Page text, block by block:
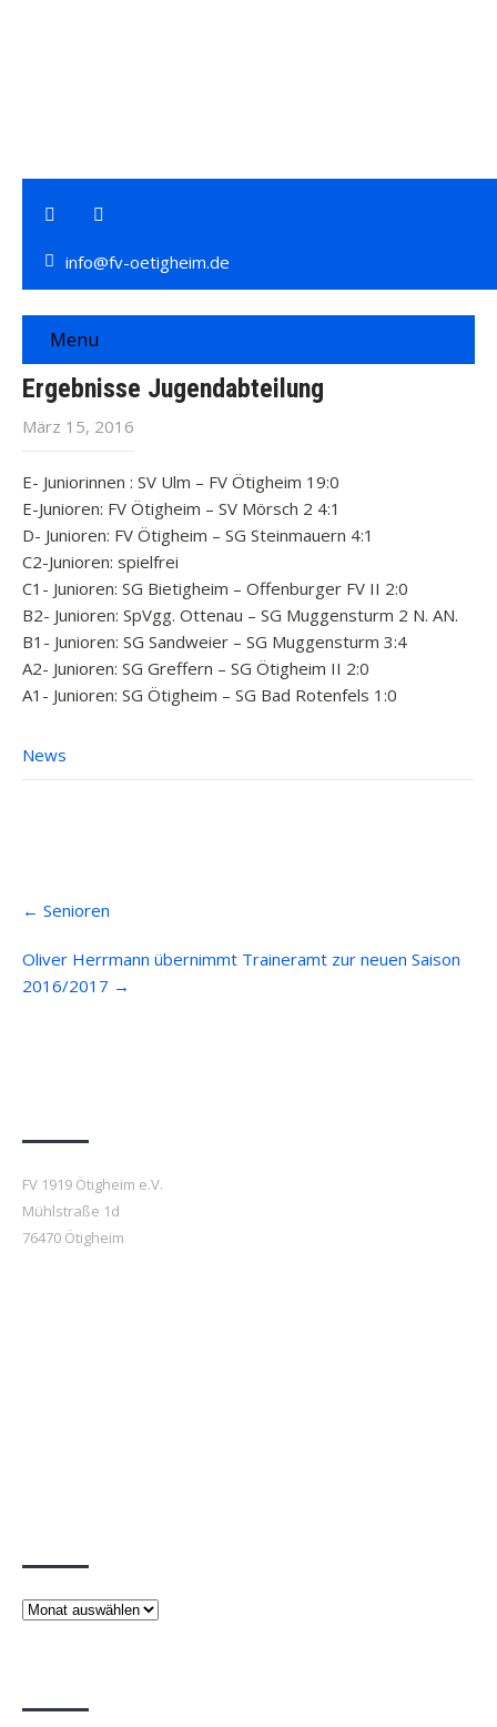
info@fv-oetigheim.de
Menu
Ergebnisse Jugendabteilung
März 15, 2016
E- Juniorinnen : SV Ulm – FV Ötigheim 19:0
E-Junioren: FV Ötigheim – SV Mörsch 2 4:1
D- Junioren: FV Ötigheim – SG Steinmauern 4:1
C2-Junioren: spielfrei
C1- Junioren: SG Bietigheim – Offenburger FV II 2:0
B2- Junioren: SpVgg. Ottenau – SG Muggensturm 2 N. AN.
B1- Junioren: SG Sandweier – SG Muggensturm 3:4
A2- Junioren: SG Greffern – SG Ötigheim II 2:0
A1- Junioren: SG Ötigheim – SG Bad Rotenfels 1:0
News
navigation
← Senioren
Oliver Herrmann übernimmt Traineramt zur neuen Saison
2016/2017 →
FV 1919 Ötigheim e.V.
Mühlstraße 1d
76470 Ötigheim
Beiträge